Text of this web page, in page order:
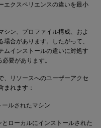
エクスペリエンスの違いを最小
シン、プロファイル構成、およ
合があります。したがって、
ムインストールの違いに対処す
要があります。
、リソースへのユーザーアクセ
まれます：
ルされたマシン
ローカルにインストールされた